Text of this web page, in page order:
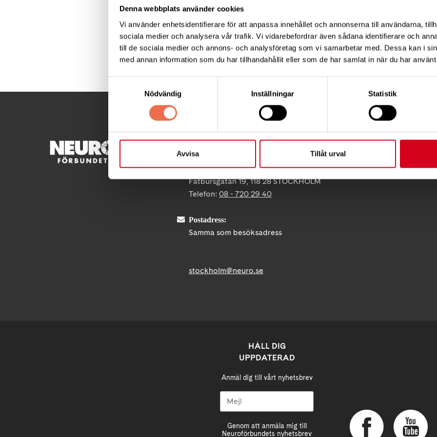
Denna webbplats använder cookies
Vi använder enhetsidentifierare för att anpassa innehållet och annonserna till användarna,
sociala medier och analysera vår trafik. Vi vidarebefordrar även sådana identifierare och
till de sociala medier och annons- och analysföretag som vi samarbetar med. Dessa kan i
med annan information som du har tillhandahållit eller som de har samlat in när du har
Nödvändig
Inställningar Statistik
Avvisa Tillåt urval
Dela denna sida:
Besöksadress:
Fatbursgatan 19, 118 28 STOCKHOLM
Telefon: 08 - 720 29 40
Postadress:
Samma som besöksadress
stockholm@neuro.se
HÅLL DIG
UPPDATERAD
Anmäl dig till vårt nyhetsbrev
Genom att anmäla mig till
Neuroförbundets nyhetsbrev